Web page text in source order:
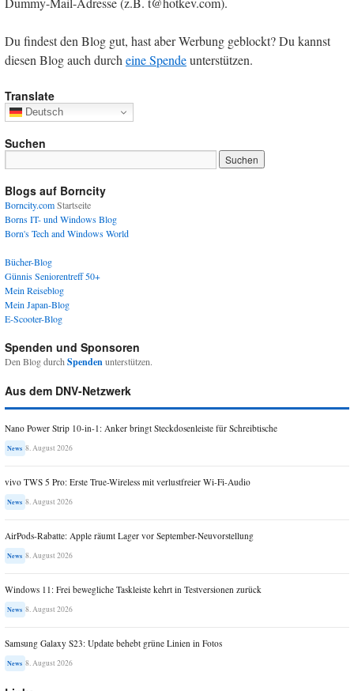
Du findest den Blog gut, hast aber Werbung geblockt? Du kannst
diesen Blog auch durcheine Spendeunterstützen.
Translate
Deutsch
Suchen
Blogs auf Borncity
Borncity.comStartseite
Borns IT- und Windows Blog
Born's Tech and Windows World
Bücher-Blog
Günnis Seniorentreff 50+
Mein Reiseblog
Mein Japan-Blog
E-Scooter-Blog
Spenden und Sponsoren
Den Blog durchSpendenunterstützen.
Aus dem DNV-Netzwerk
Nano Power Strip 10-in-1: Anker bringt Steckdosenleiste für Schreibtische
News 8. August 2026
vivo TWS 5 Pro: Erste True-Wireless mit verlustfreier Wi-Fi-Audio
News 8. August 2026
AirPods-Rabatte: Apple räumt Lager vor September-Neuvorstellung
News 8. August 2026
Windows 11: Frei bewegliche Taskleiste kehrt in Testversionen zurück
News 8. August 2026
Samsung Galaxy S23: Update behebt grüne Linien in Fotos
News 8. August 2026